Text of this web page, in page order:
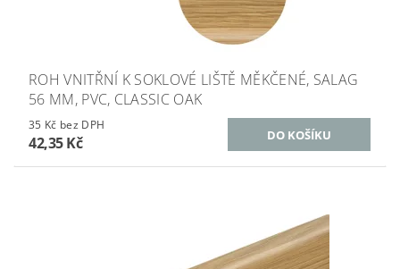
ROH VNITŘNÍ K SOKLOVÉ LIŠTĚ MĚKČENÉ, SALAG
56 MM, PVC, CLASSIC OAK
35 Kč bez DPH
42,35 Kč